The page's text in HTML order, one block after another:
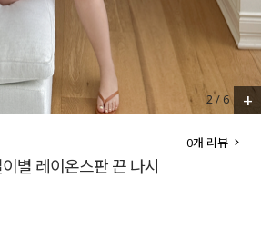
원피스
팬츠
스커트
언더웨어
2/ 6 +
별 레이온스판 끈 나시
0개 리뷰